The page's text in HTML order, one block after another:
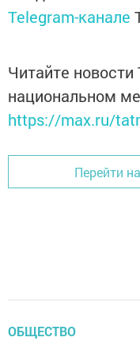
Telegram-канале
Читайте новости
национальном
https://max.ru/
Перейти
ОБЩЕСТВО